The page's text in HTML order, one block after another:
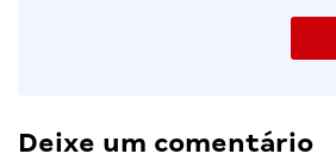
Deixe um comentário